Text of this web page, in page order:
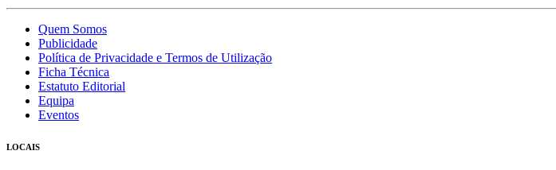
Quem Somos
Publicidade
Política de Privacidade e Termos de Utilização
Ficha Técnica
Estatuto Editorial
Equipa
Eventos
LOCAIS